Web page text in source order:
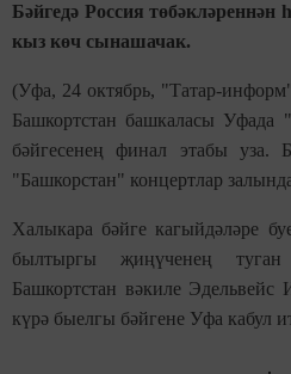
Бәйгедә Россия төбәкләреннән
кыз көч сынашачак.
(Уфа, 24 октябрь, "Татар-
Башкортстан башкаласы Уфада
бәйгесенең финал этабы уза.
"Башкорстан" концертлар
Халыкара бәйге кагыйдәләре
былтыргы җиңүченең
Башкортстан вәкиле
күрә быелгы бәйгене Уфа кабул